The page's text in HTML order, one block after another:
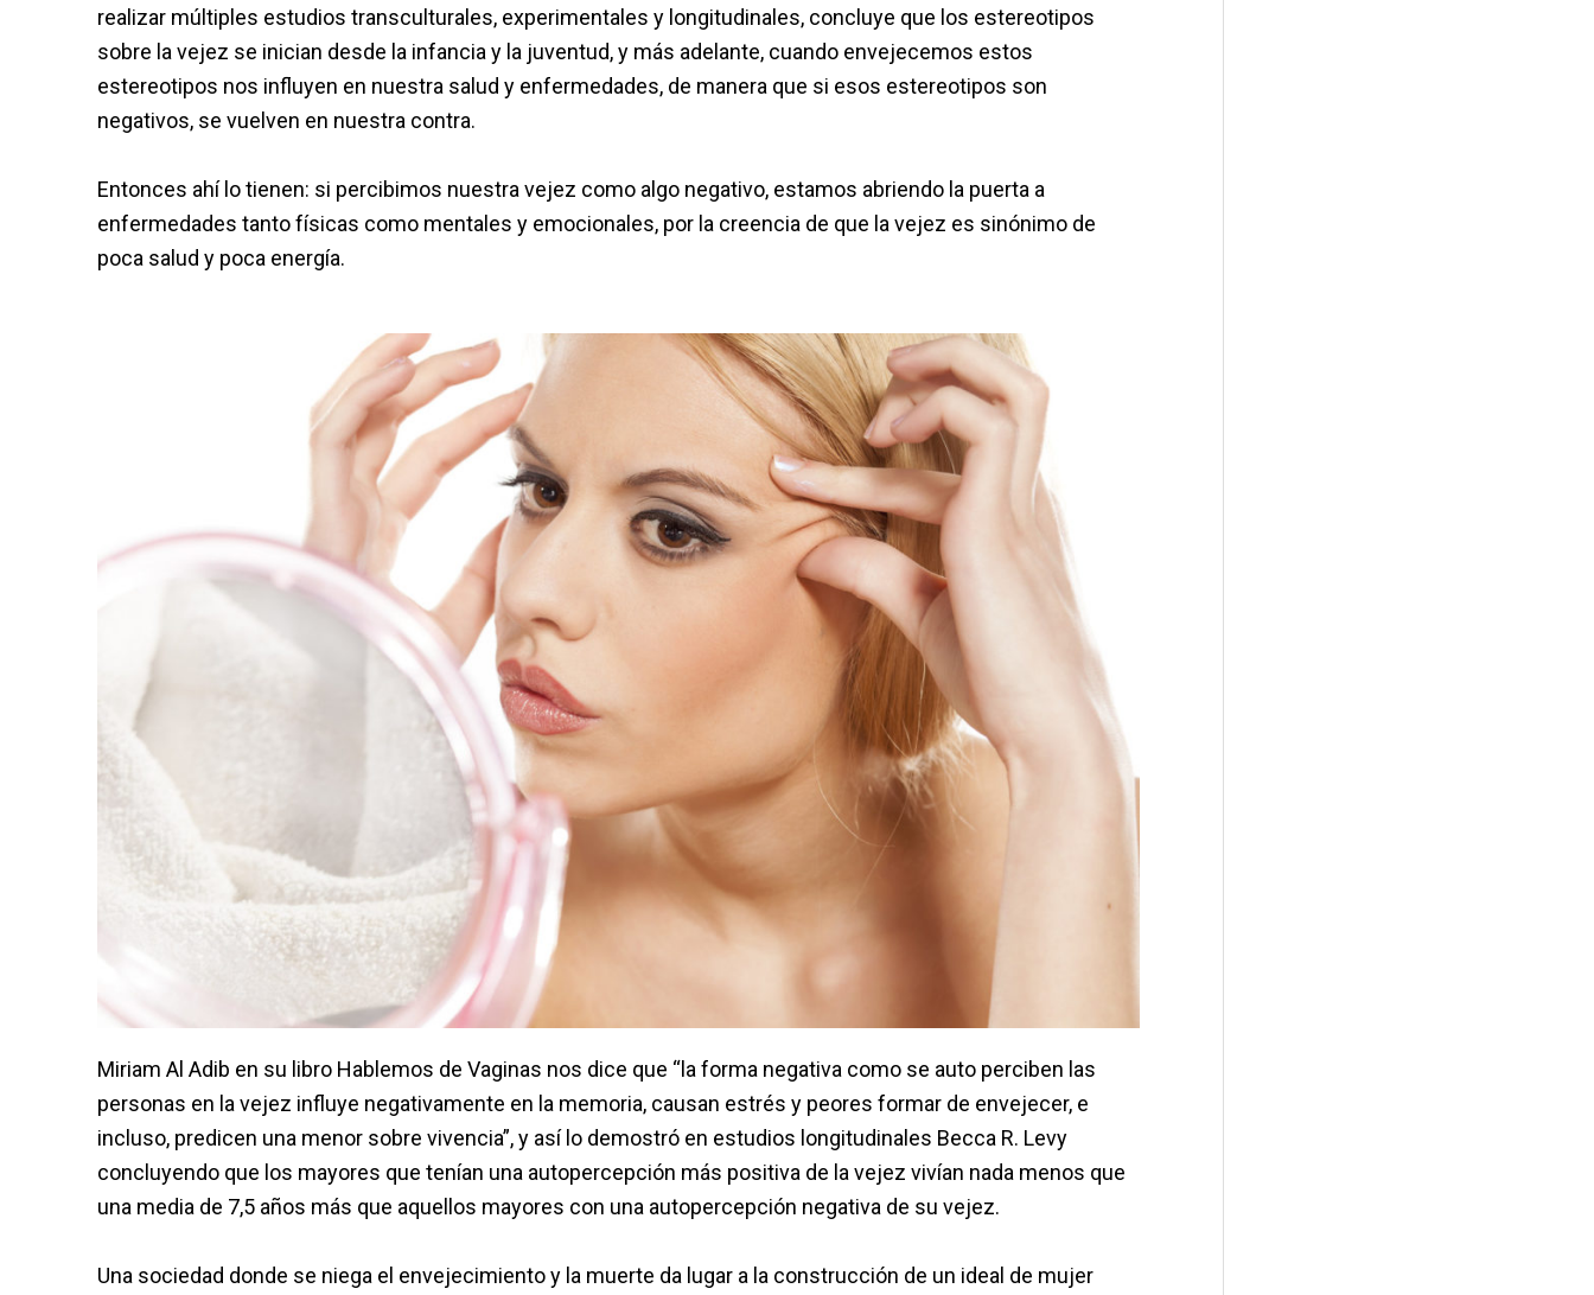
realizar múltiples estudios transculturales, experimentales y longitudinales, concluye que los estereotipos
sobre la vejez se inician desde la infancia y la juventud, y más adelante, cuando envejecemos estos
estereotipos nos influyen en nuestra salud y enfermedades, de manera que si esos estereotipos son
negativos, se vuelven en nuestra contra.
Entonces ahí lo tienen: si percibimos nuestra vejez como algo negativo, estamos abriendo la puerta a
enfermedades tanto físicas como mentales y emocionales, por la creencia de que la vejez es sinónimo de
poca salud y poca energía.
Miriam Al Adib en su libro Hablemos de Vaginas nos dice que “la forma negativa como se auto perciben las
personas en la vejez influye negativamente en la memoria, causan estrés y peores formar de envejecer, e
incluso, predicen una menor sobre vivencia”, y así lo demostró en estudios longitudinales Becca R. Levy
concluyendo que los mayores que tenían una autopercepción más positiva de la vejez vivían nada menos que
una media de 7,5 años más que aquellos mayores con una autopercepción negativa de su vejez.
Una sociedad donde se niega el envejecimiento y la muerte da lugar a la construcción de un ideal de mujer